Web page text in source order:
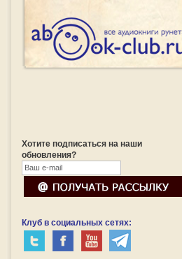
Хотите подписаться на наши
обновления?
Клуб в социальных сетях: